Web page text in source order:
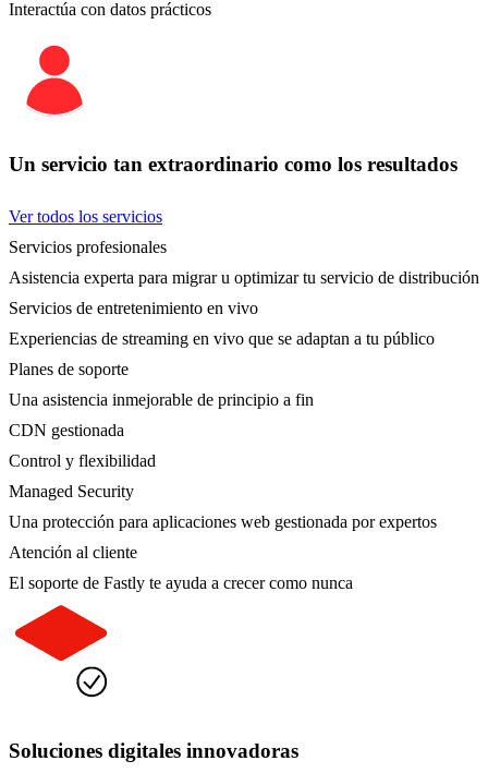
Interactúa con datos prácticos
Un servicio tan extraordinario como los resultados
Ver todos los servicios
Servicios profesionales
Asistencia experta para migrar u optimizar tu servicio de distribución
Servicios de entretenimiento en vivo
Experiencias de streaming en vivo que se adaptan a tu público
Planes de soporte
Una asistencia inmejorable de principio a fin
CDN gestionada
Control y flexibilidad
Managed Security
Una protección para aplicaciones web gestionada por expertos
Atención al cliente
El soporte de Fastly te ayuda a crecer como nunca
Soluciones digitales innovadoras